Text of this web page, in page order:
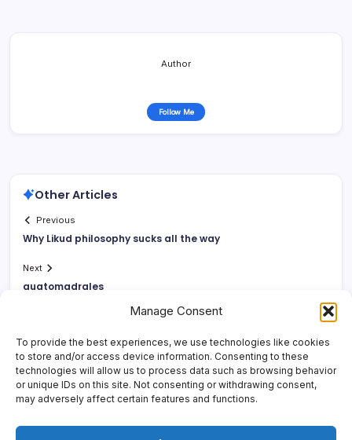
Manage Consent
To provide the best experiences, we use technologies like cookies
to store and/or access device information. Consenting to these
technologies will allow us to process data such as browsing behavior
or unique IDs on this site. Not consenting or withdrawing consent,
may adversely affect certain features and functions.
Author
Follow Me
Other Articles
Previous
Why Likud philosophy sucks all the way
Next
guatomadrales